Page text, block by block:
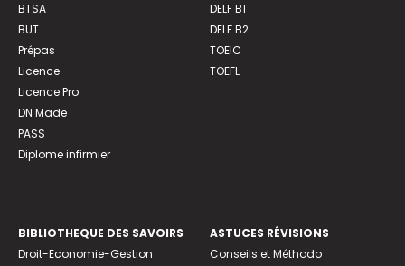
BTSA
BUT
Prépas
Licence
Licence Pro
DN Made
PASS
Diplome infirmier
DELF B1
DELF B2
TOEIC
TOEFL
BIBLIOTHEQUE DES SAVOIRS
Droit-Economie-Gestion
ASTUCES RÉVISIONS
Conseils et Méthodo